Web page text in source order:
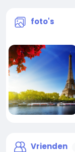
foto's
Vrienden